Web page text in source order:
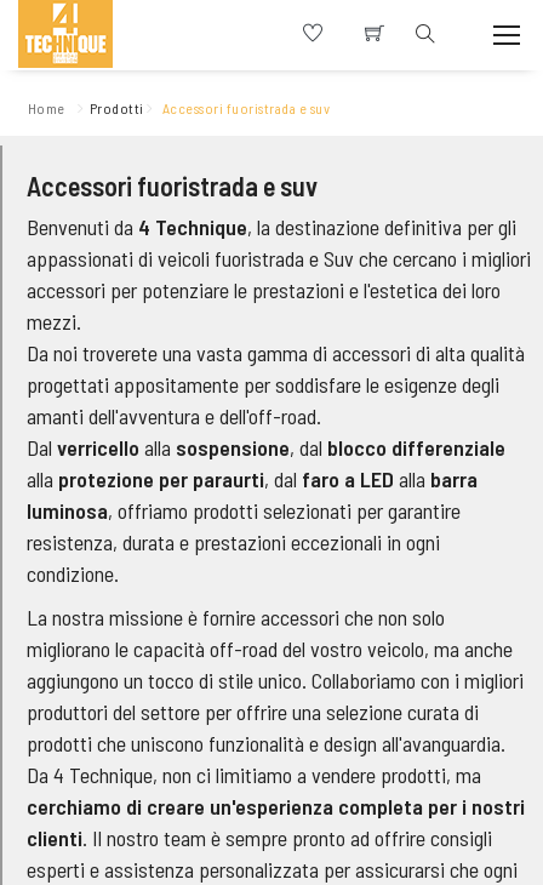
Home Prodotti Accessori fuoristrada e suv
Accessori fuoristrada e suv
Benvenuti da 4 Technique, la destinazione definitiva per gli
appassionati di veicoli fuoristrada e Suv che cercano i migliori
accessori per potenziare le prestazioni e l'estetica dei loro
mezzi.
Da noi troverete una vasta gamma di accessori di alta qualità
progettati appositamente per soddisfare le esigenze degli
amanti dell'avventura e dell'off-road.
Dal verricello alla sospensione, dal blocco differenziale
alla protezione per paraurti, dal faro a LED alla barra
luminosa, offriamo prodotti selezionati per garantire
resistenza, durata e prestazioni eccezionali in ogni
condizione.
La nostra missione è fornire accessori che non solo
migliorano le capacità off-road del vostro veicolo, ma anche
aggiungono un tocco di stile unico. Collaboriamo con i migliori
produttori del settore per offrire una selezione curata di
prodotti che uniscono funzionalità e design all'avanguardia.
Da 4 Technique, non ci limitiamo a vendere prodotti, ma
cerchiamo di creare un'esperienza completa per i nostri
clienti. Il nostro team è sempre pronto ad offrire consigli
esperti e assistenza personalizzata per assicurarsi che ogni